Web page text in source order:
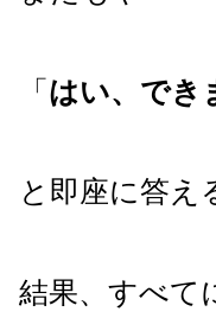
「 はい、でき
と即座に答え
結果、すべて